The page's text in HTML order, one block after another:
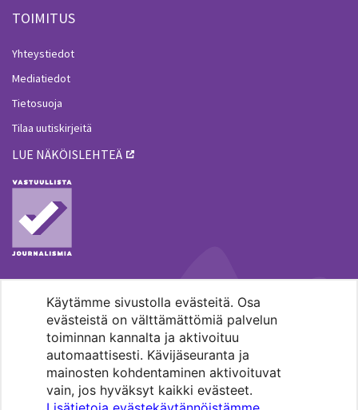
Käytämme sivustolla evästeitä. Osa
evästeistä on välttämättömiä palvelun
toiminnan kannalta ja aktivoituu
automaattisesti. Kävijäseuranta ja
mainosten kohdentaminen aktivoituvat
vain, jos hyväksyt kaikki evästeet.
TOIMITUS
Yhteystiedot
Mediatiedot
Tietosuoja
Tilaa uutiskirjeitä
LUE NÄKÖISLEHTEÄ
MENOHAKU